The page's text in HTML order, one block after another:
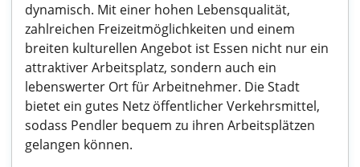
dynamisch. Mit einer hohen Lebensqualität,
zahlreichen Freizeitmöglichkeiten und einem
breiten kulturellen Angebot ist Essen nicht nur ein
attraktiver Arbeitsplatz, sondern auch ein
lebenswerter Ort für Arbeitnehmer. Die Stadt
bietet ein gutes Netz öffentlicher Verkehrsmittel,
sodass Pendler bequem zu ihren Arbeitsplätzen
gelangen können.